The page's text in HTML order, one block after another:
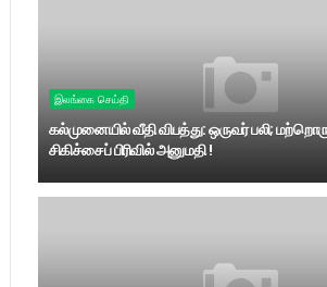
இலங்கை செய்தி
கல்முனையில் வீதி விபத்து: ஒருவர் பலி;
சிகிச்சைப் பிரிவில் அனுமதி !